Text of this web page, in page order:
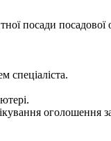
посади посадової
спеціаліста.
оголошення